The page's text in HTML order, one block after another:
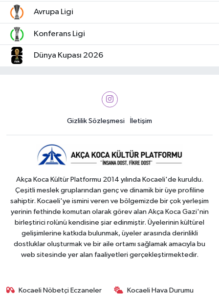
Avrupa Ligi
Konferans Ligi
Dünya Kupası 2026
Gizlilik Sözleşmesi İletişim
Akça Koca Kültür Platformu 2014 yılında Kocaeli'de kuruldu.
Çeşitli meslek gruplarından genç ve dinamik bir üye profiline
sahiptir. Kocaeli'ye ismini veren ve bölgemizde bir çok yerleşim
yerinin fethinde komutan olarak görev alan Akça Koca Gazi'nin
birleştirici rolünü kendisine şiar edinmiştir. Üyelerinin kültürel
gelişimlerine katkıda bulunmak, üyeler arasında derinlikli
dostluklar oluşturmak ve bir aile ortamı sağlamak amacıyla bu
web sitesinde yer alan faaliyetleri gerçekleştirmektedir.
Kocaeli Nöbetçi Eczaneler Kocaeli Hava Durumu